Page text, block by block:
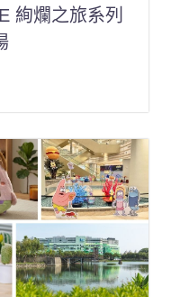
絢爛之旅系列